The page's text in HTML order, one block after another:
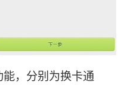
，分别为换卡通